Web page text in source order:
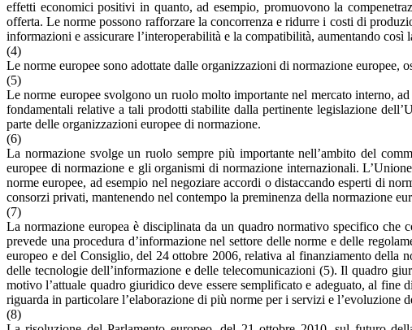
effetti economici positivi in quanto, ad esempio, promuovono la
offerta. Le norme possono rafforzare la concorrenza e ridurre i costi di
informazioni e assicurare l’interoperabilità e la compatibilità, aumentando così
(4)
Le norme europee sono adottate dalle organizzazioni di normazione europee,
(5)
Le norme europee svolgono un ruolo molto importante nel mercato interno,
fondamentali relative a tali prodotti stabilite dalla pertinente legislazione
parte delle organizzazioni europee di normazione.
(6)
La normazione svolge un ruolo sempre più importante nell’ambito del
europee di normazione e gli organismi di normazione internazionali.
norme europee, ad esempio nel negoziare accordi o distaccando esperti di
consorzi privati, mantenendo nel contempo la preminenza della normazione
(7)
La normazione europea è disciplinata da un quadro normativo specifico
prevede una procedura d’informazione nel settore delle norme e delle
europeo e del Consiglio, del 24 ottobre 2006, relativa al finanziamento della
delle tecnologie dell’informazione e delle telecomunicazioni (5). Il quadro
motivo l’attuale quadro giuridico deve essere semplificato e adeguato, al
riguarda in particolare l’elaborazione di più norme per i servizi e
(8)